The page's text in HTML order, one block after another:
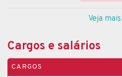
Veja
Cargos e salários
CARGOS